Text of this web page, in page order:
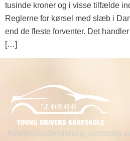
tusinde kroner og i visse tilfælde
Reglerne for kørsel med slæb i
end de fleste forventer. Det
[…]
Kvalitetsundervisning, personlig